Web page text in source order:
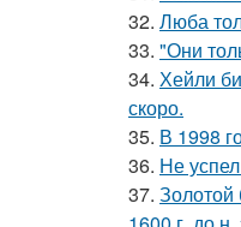
32. Люба
33. "Они
34. Хейли
скоро.
35. В 1998
36. Не
37. Золотой